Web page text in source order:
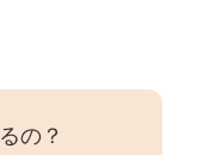
の？